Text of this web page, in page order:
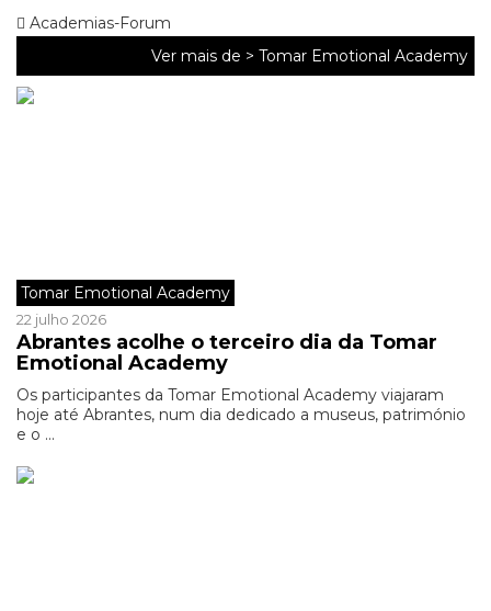
Academias-Forum
Ver mais de > Tomar Emotional Academy
Tomar Emotional Academy
22 julho 2026
Abrantes acolhe o terceiro dia da Tomar
Emotional Academy
Os participantes da Tomar Emotional Academy viajaram
hoje até Abrantes, num dia dedicado a museus, património
e o ...